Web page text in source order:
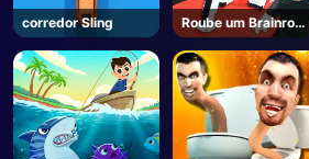
corredor Sling
Roube um Brainrot -
Roblox